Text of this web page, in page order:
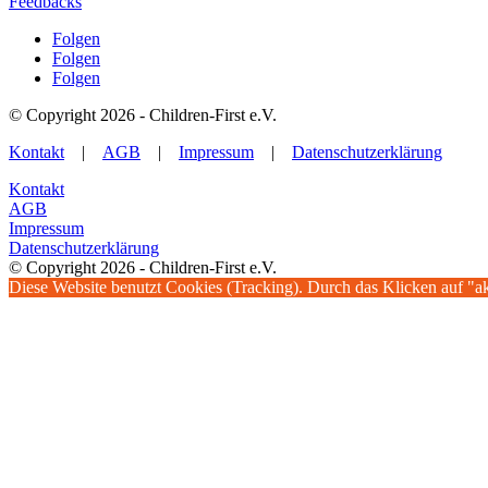
Folgen
Folgen
Folgen
© Copyright 2026 - Children-First e.V.
Kontakt | AGB | Impressum | Datenschutzerklärung
Kontakt
AGB
Impressum
Datenschutzerklärung
© Copyright 2026 - Children-First e.V.
Diese Website benutzt Cookies (Tracking). Durch das Klicken auf